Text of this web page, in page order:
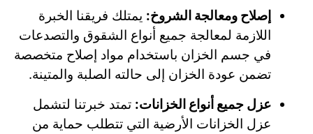
إصلاح ومعالجة الشروخ: يمتلك فريقنا الخبرة
اللازمة لمعالجة جميع أنواع الشقوق والتصدعات
في جسم الخزان باستخدام مواد إصلاح متخصصة
تضمن عودة الخزان إلى حالته الصلبة والمتينة.
عزل جميع أنواع الخزانات: تمتد خبرتنا لتشمل
عزل الخزانات الأرضية التي تتطلب حماية من